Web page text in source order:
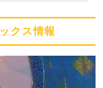
クス情報